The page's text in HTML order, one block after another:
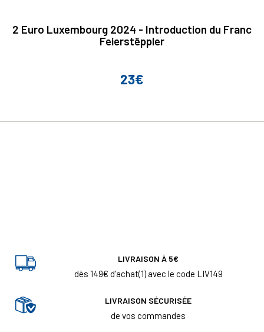
2 Euro Luxembourg 2024 - Introduction du Franc
Feierstëppler
Prix
23€
LIVRAISON À 5€
dès 149€ d'achat(1) avec le code LIV149
LIVRAISON SÉCURISÉE
de vos commandes